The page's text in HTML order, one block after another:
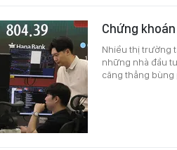
Chứng
Nhiều thị trường
những nhà đầu
căng thẳng bùng